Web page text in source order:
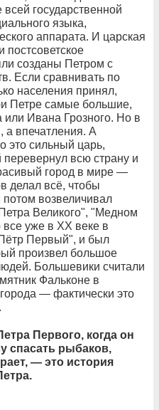
государственной
языка,
аппарата. И царская
постсоветское
созданы Петром с
Если сравнивать по
населения принял,
Петре самые большие,
Ивана Грозного. Но в
а впечатления. А
это сильный царь,
всю страну и
город в мире —
делал всё, чтобы
возвеличивал
Великого", "Медном
все уже в XX веке в
Первый", и был
произвел большое
Большевики считали
Фальконе в
— фактически это
Первого, когда он
спасать рыбаков,
— это история